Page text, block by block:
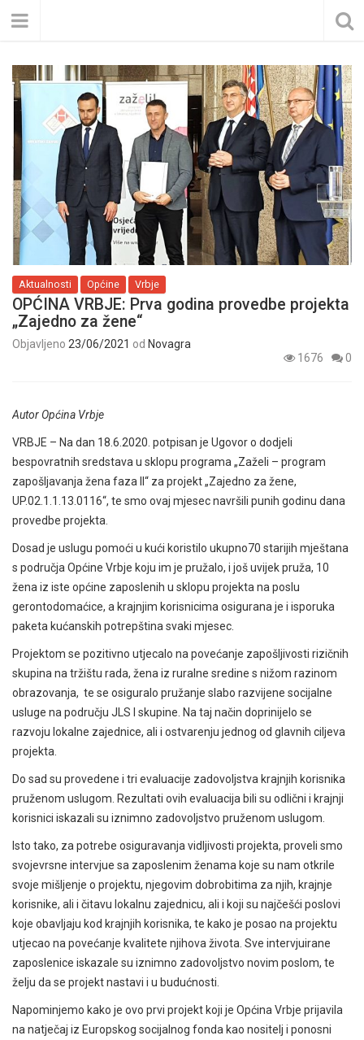
Aktualnosti Općine Vrbje
OPĆINA VRBJE: Prva godina provedbe projekta
„Zajedno za žene“
Objavljeno 23/06/2021 od Novagra
1676
0
Autor Općina Vrbje
VRBJE – Na dan 18.6.2020. potpisan je Ugovor o dodjeli
bespovratnih sredstava u sklopu programa „Zaželi – program
zapošljavanja žena faza II“ za projekt „Zajedno za žene,
UP.02.1.1.13.0116“, te smo ovaj mjesec navršili punih godinu dana
provedbe projekta.
Dosad je uslugu pomoći u kući koristilo ukupno70 starijih mještana
s područja Općine Vrbje koju im je pružalo, i još uvijek pruža, 10
žena iz iste općine zaposlenih u sklopu projekta na poslu
gerontodomaćice, a krajnjim korisnicima osigurana je i isporuka
paketa kućanskih potrepština svaki mjesec.
Projektom se pozitivno utjecalo na povećanje zapošljivosti rizičnih
skupina na tržištu rada, žena iz ruralne sredine s nižom razinom
obrazovanja, te se osiguralo pružanje slabo razvijene socijalne
usluge na području JLS I skupine. Na taj način doprinijelo se
razvoju lokalne zajednice, ali i ostvarenju jednog od glavnih ciljeva
projekta.
Do sad su provedene i tri evaluacije zadovoljstva krajnjih korisnika
pruženom uslugom. Rezultati ovih evaluacija bili su odlični i krajnji
korisnici iskazali su iznimno zadovoljstvo pruženom uslugom.
Isto tako, za potrebe osiguravanja vidljivosti projekta, proveli smo
svojevrsne intervjue sa zaposlenim ženama koje su nam otkrile
svoje mišljenje o projektu, njegovim dobrobitima za njih, krajnje
korisnike, ali i čitavu lokalnu zajednicu, ali i koji su najčešći poslovi
koje obavljaju kod krajnjih korisnika, te kako je posao na projektu
utjecao na povećanje kvalitete njihova života. Sve intervjuirane
zaposlenice iskazale su iznimno zadovoljstvo novim poslom, te
želju da se projekt nastavi i u budućnosti.
Napominjemo kako je ovo prvi projekt koji je Općina Vrbje prijavila
na natječaj iz Europskog socijalnog fonda kao nositelj i ponosni